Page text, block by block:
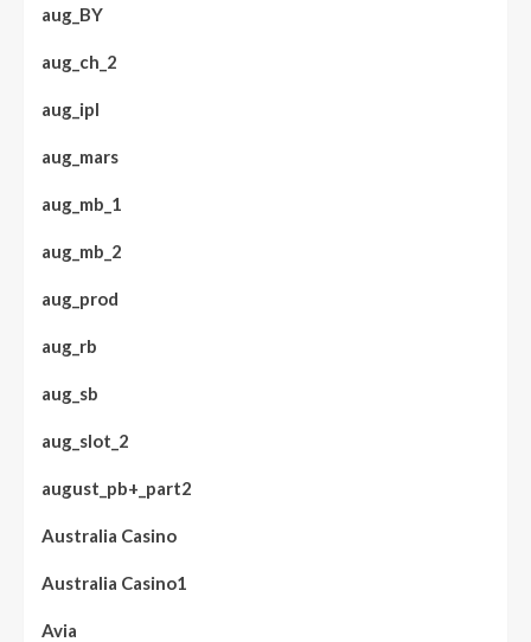
aug_BY
aug_ch_2
aug_ipl
aug_mars
aug_mb_1
aug_mb_2
aug_prod
aug_rb
aug_sb
aug_slot_2
august_pb+_part2
Australia Casino
Australia Casino1
Avia